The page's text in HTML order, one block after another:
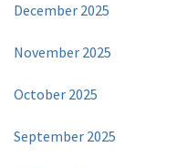
December 2025
November 2025
October 2025
September 2025